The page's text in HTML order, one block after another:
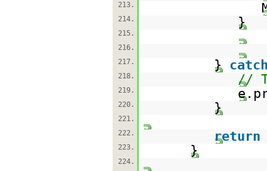
213.
214. }
215.
216.
217.
}
218. //
219.
220. }
221.
222.
return
223. }
224.